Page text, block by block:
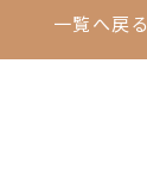
一覧へ戻る